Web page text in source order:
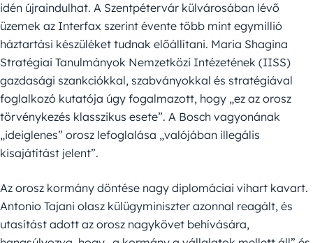
idén újraindulhat. A Szentpétervár külvárosában lévő
üzemek az Interfax szerint évente több mint egymillió
háztartási készüléket tudnak előállítani. Maria Shagina
Stratégiai Tanulmányok Nemzetközi Intézetének (IISS)
gazdasági szankciókkal, szabványokkal és stratégiával
foglalkozó kutatója úgy fogalmazott, hogy „ez az orosz
törvénykezés klasszikus esete”. A Bosch vagyonának
„ideiglenes” orosz lefoglalása „valójában illegális
kisajátítást jelent”.
Az orosz kormány döntése nagy diplomáciai vihart kavart.
Antonio Tajani olasz külügyminiszter azonnal reagált, és
utasítást adott az orosz nagykövet behívására,